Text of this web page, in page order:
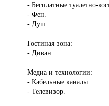
- Бесплатные туалетно-
- Фен.
- Душ.
Гостиная зона:
- Диван.
Медиа и технологии:
- Кабельные каналы.
- Телевизор.